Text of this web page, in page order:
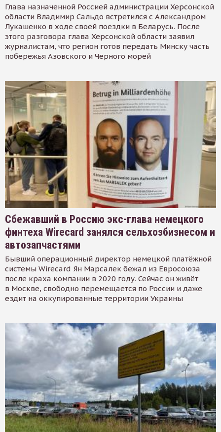
Глава назначенной Россией администрации Херсонской
области Владимир Сальдо встретился с Александром
Лукашенко в ходе своей поездки в Беларусь. После
этого разговора глава Херсонской области заявил
журналистам, что регион готов передать Минску часть
побережья Азовского и Черного морей
Сбежавший в Россию экс-глава немецкого
финтеха Wirecard занялся сельхозбизнесом и
автозапчастями
Бывший операционный директор немецкой платёжной
системы Wirecard Ян Марсалек бежал из Евросоюза
после краха компании в 2020 году. Сейчас он живёт
в Москве, свободно перемещается по России и даже
ездит на оккупированные территории Украины